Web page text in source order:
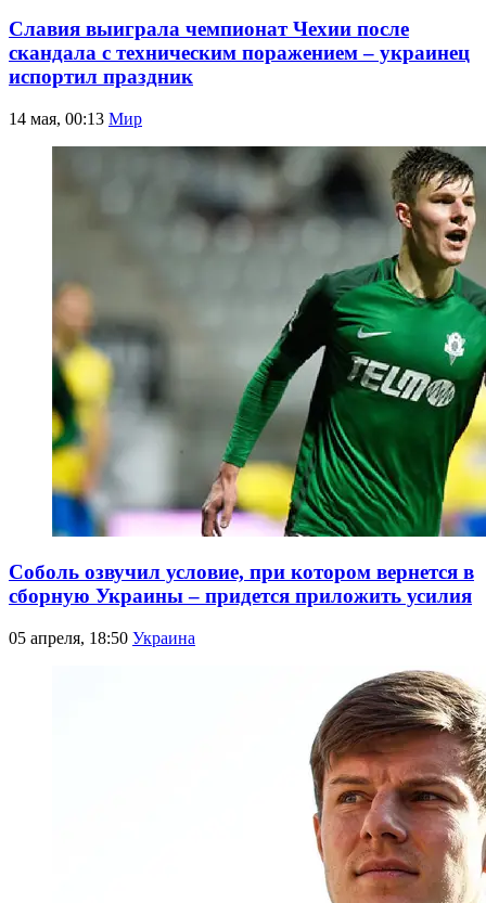
Славия выиграла чемпионат Чехии после
скандала с техническим поражением – украинец
испортил праздник
14 мая, 00:13 Мир
Соболь озвучил условие, при котором вернется в
сборную Украины – придется приложить усилия
05 апреля, 18:50 Украина